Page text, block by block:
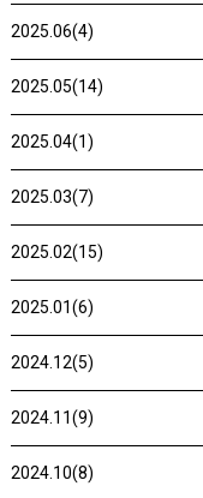
2025.06(4)
2025.05(14)
2025.04(1)
2025.03(7)
2025.02(15)
2025.01(6)
2024.12(5)
2024.11(9)
2024.10(8)